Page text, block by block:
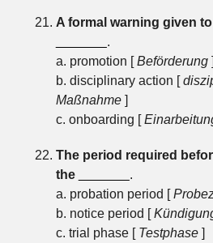
A formal warning given
.
a. promotion [Beförderung]
b. disciplinary action [
Maßnahme]
c. onboarding [
The period required
the
.
a. probation period [
b. notice period [
c. trial phase [ Testphase]